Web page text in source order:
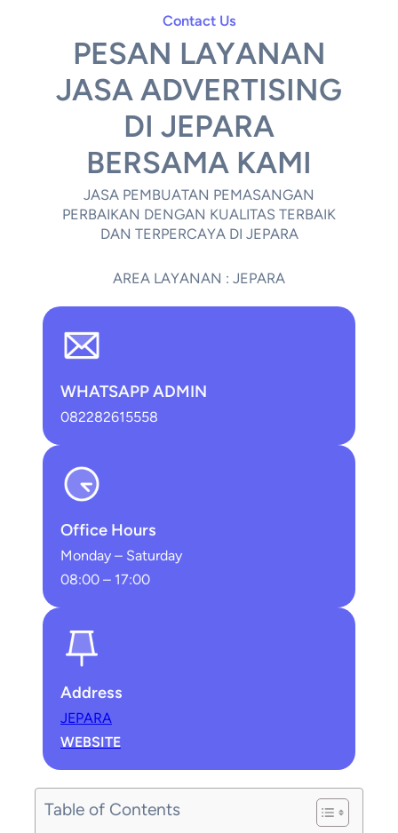
Contact Us
PESAN LAYANAN
JASA ADVERTISING
DI JEPARA
BERSAMA KAMI
JASA PEMBUATAN PEMASANGAN
PERBAIKAN DENGAN KUALITAS TERBAIK
DAN TERPERCAYA DI JEPARA
AREA LAYANAN : JEPARA
WHATSAPP ADMIN
082282615558
Office Hours
Monday – Saturday
08:00 – 17:00
Address
JEPARA
WEBSITE
Table of Contents